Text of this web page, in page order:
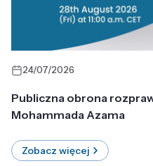
24/07/2026
Publiczna obrona
Mohammada Azama
Zobacz więcej